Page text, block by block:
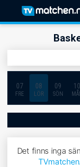
07
FRE
08
LÖR
09
SÖN
10
Det finns inga